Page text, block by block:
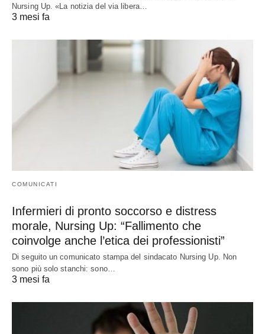
Nursing Up. «La notizia del via libera…
3 mesi fa
COMUNICATI
Infermieri di pronto soccorso e distress
morale, Nursing Up: “Fallimento che
coinvolge anche l’etica dei professionisti”
Di seguito un comunicato stampa del sindacato Nursing Up. Non
sono più solo stanchi: sono…
3 mesi fa